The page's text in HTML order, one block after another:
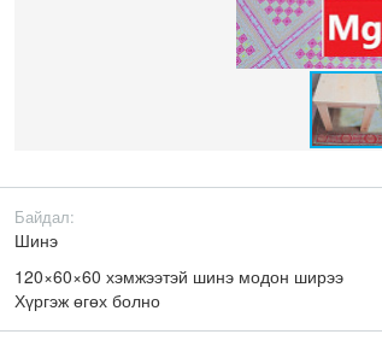
Байдал:
Шинэ
120×60×60 хэмжээтэй шинэ модон ширээ
Хүргэж өгөх болно